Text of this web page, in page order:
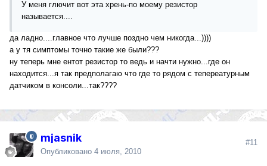
У меня глючит вот эта хрень-по моему резистор
называется....
да ладно....главное что лучше поздно чем никогда...))))
а у тя симптомы точно такие же были???
ну теперь мне ентот резистор то ведь и начти нужно...где он
находится...я так предполагаю что где то рядом с тепереатурным
датчиком в консоли...так????
mjasnik
Опубликовано 4 июля, 2010
#11